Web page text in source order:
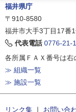
福井県庁
〒910-8580
福井市大手3丁目17番
代表電話 0776-21-
各所属ＦＡＸ番号は
≫ 組織一覧
≫ 施設一覧
リンク集 ｜ お問い合